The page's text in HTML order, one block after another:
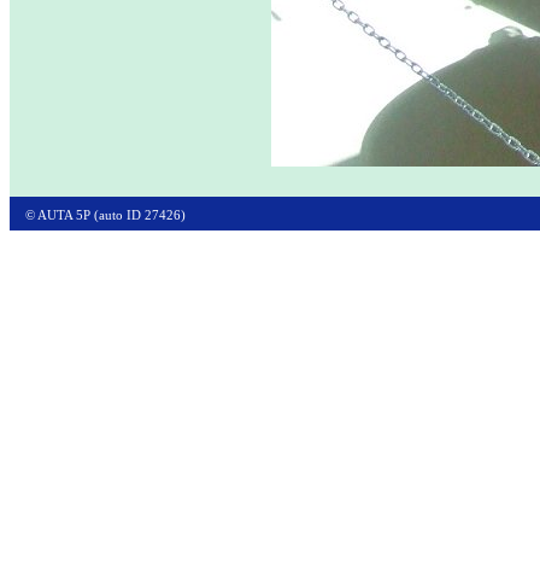
© AUTA 5P (auto ID 27426)